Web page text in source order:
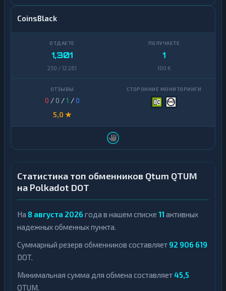
CoinsBlack
1,301
230 / 12 261
1
100 K
0 / 0 /1 /0
5,0 ★
Статистика топ обменников Qtum QTUM
на Polkadot DOT
На 8 августа 2026 года в нашем списке 11 активных
надежных обменных пункта.
Суммарный резерв обменников составляет 92 906 619
DOT.
Минимальная сумма для обмена составляет45,5
QTUM.